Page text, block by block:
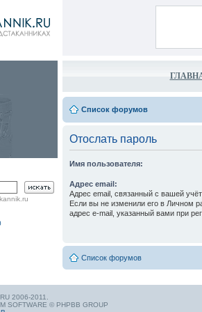
Список форумов
Отослать пароль
Имя пользователя:
Адрес email:
Адрес email, связанный с вашей
Если вы не изменили его в Личном
адрес e-mail, указанный вами при
Список форумов
2006-2011.
SOFTWARE © PHPBB GROUP